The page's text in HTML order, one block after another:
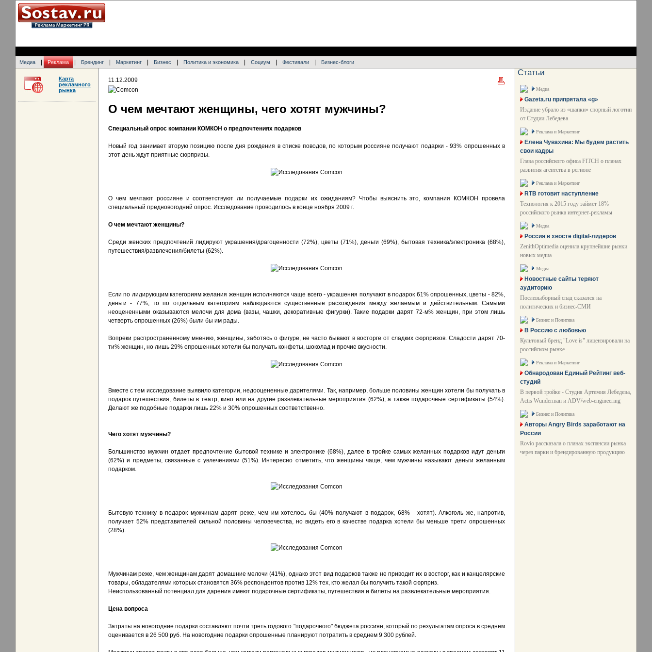
Медиа Реклама Брендинг Маркетинг Бизнес Политика и экономика Социум Фестивали Бизнес-блоги
11.12.2009
О чем мечтают женщины, чего хотят мужчины?
Специальный опрос компании КОМКОН о предпочтениях подарков
Новый год занимает вторую позицию после дня рождения в списке поводов, по которым россияне получают подарки - 93% опрошенных в
этот день ждут приятные сюрпризы.
О чем мечтают россияне и соответствуют ли получаемые подарки их ожиданиям? Чтобы выяснить это, компания КОМКОН провела
специальный предновогодний опрос. Исследование проводилось в конце ноября 2009 г.
О чем мечтают женщины?
Среди женских предпочтений лидируют украшения/драгоценности (72%), цветы (71%), деньги (69%), бытовая техника/электроника (68%),
путешествия/развлечения/билеты (62%).
Если по лидирующим категориям желания женщин исполняются чаще всего - украшения получают в подарок 61% опрошенных, цветы - 82%,
деньги - 77%, то по отдельным категориям наблюдаются существенные расхождения между желаемым и действительным. Самыми
неоцененными оказываются мелочи для дома (вазы, чашки, декоративные фигурки). Такие подарки дарят 72-м% женщин, при этом лишь
четверть опрошенных (26%) были бы им рады.
Вопреки распространенному мнению, женщины, заботясь о фигуре, не часто бывают в восторге от сладких сюрпризов. Сладости дарят 70-
ти% женщин, но лишь 29% опрошенных хотели бы получать конфеты, шоколад и прочие вкусности.
Вместе с тем исследование выявило категории, недооцененные дарителями. Так, например, больше половины женщин хотели бы получать в
подарок путешествия, билеты в театр, кино или на другие развлекательные мероприятия (62%), а также подарочные сертификаты (54%).
Делают же подобные подарки лишь 22% и 30% опрошенных соответственно.
Чего хотят мужчины?
Большинство мужчин отдает предпочтение бытовой технике и электронике (68%), далее в тройке самых желанных подарков идут деньги
(62%) и предметы, связанные с увлечениями (51%). Интересно отметить, что женщины чаще, чем мужчины называют деньги желанным
подарком.
Бытовую технику в подарок мужчинам дарят реже, чем им хотелось бы (40% получают в подарок, 68% - хотят). Алкоголь же, напротив,
получает 52% представителей сильной половины человечества, но видеть его в качестве подарка хотели бы меньше трети опрошенных
(28%).
Мужчинам реже, чем женщинам дарят домашние мелочи (41%), однако этот вид подарков также не приводит их в восторг, как и канцелярские
товары, обладателями которых становятся 36% респондентов против 12% тех, кто желал бы получить такой сюрприз.
Неиспользованный потенциал для дарения имеют подарочные сертификаты, путешествия и билеты на развлекательные мероприятия.
Цена вопроса
Затраты на новогодние подарки составляют почти треть годового "подарочного" бюджета россиян, который по результатам опроса в среднем
оценивается в 26 500 руб. На новогодние подарки опрошенные планируют потратить в среднем 9 300 рублей.
Карта
рекламного
рынка
Статьи
Медиа
Gazeta.ru припрятала «g»
Издание убрало из «шапки» спорный логотип
от Студии Лебедева
Реклама и Маркетинг
Елена Чувахина: Мы будем растить
свои кадры
Глава российского офиса FITCH о планах
развития агентства в регионе
Реклама и Маркетинг
RTB готовит наступление
Технология к 2015 году займет 18%
российского рынка интернет-рекламы
Медиа
Россия в хвосте digital-лидеров
ZenithOptimedia оценила крупнейшие рынки
новых медиа
Медиа
Новостные сайты теряют
аудиторию
Послевыборный спад сказался на
политических и бизнес-СМИ
Бизнес и Политика
В Россию с любовью
Культовый бренд "Love is" лицензировали на
российском рынке
Реклама и Маркетинг
Обнародован Единый Рейтинг веб-
студий
В первой тройке - Студия Артемия Лебедева,
Actis Wunderman и ADV/web-engineering
Бизнес и Политика
Авторы Angry Birds заработают на
России
Rovio рассказала о планах экспансии рынка
через парки и брендированную продукцию